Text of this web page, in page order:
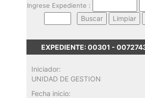
Ingrese Expediente :
EXPEDIENTE: 00301 -
Iniciador:
UNIDAD DE GESTION
Fecha inicio: